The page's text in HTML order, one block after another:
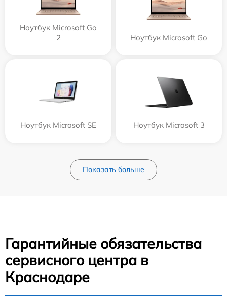
Ноутбук Microsoft Go
2
Ноутбук Microsoft Go
Ноутбук Microsoft SE Ноутбук Microsoft 3
Показать больше
Гарантийные обязательства
сервисного центра в
Краснодаре